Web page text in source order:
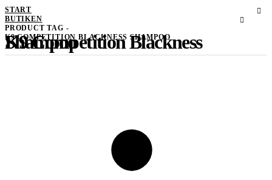
START
BUTIKEN
PRODUCT TAG -
K9 COMPETITION BLACKNESS SHAMPOO
K9 Competition Blackness Shampoo